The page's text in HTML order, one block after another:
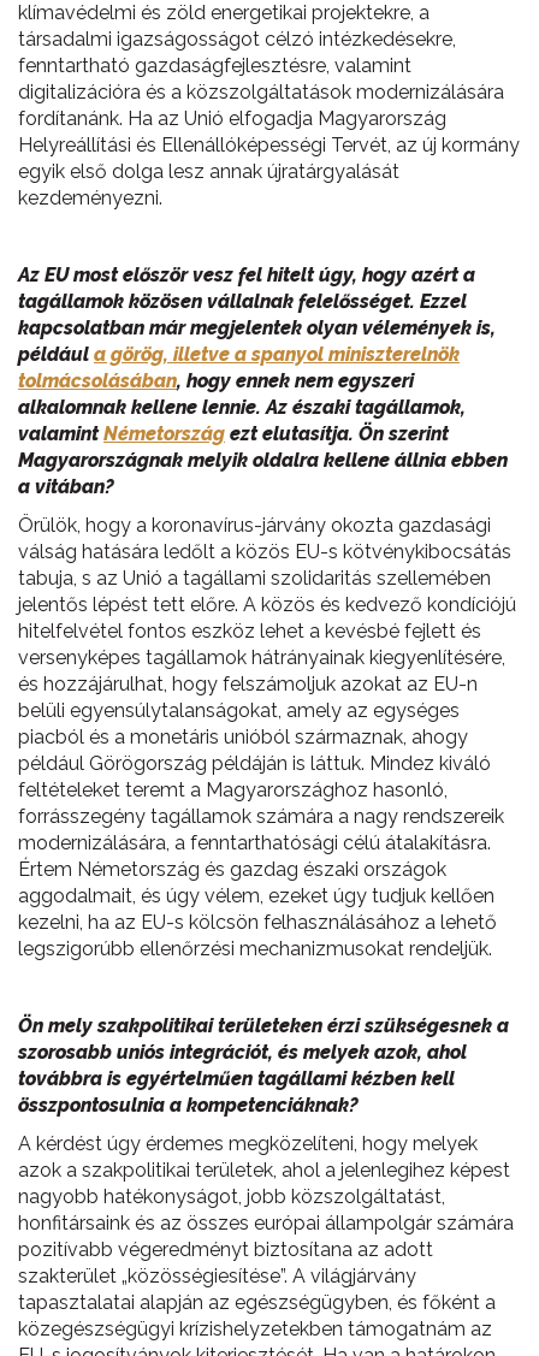
klímavédelmi és zöld energetikai projektekre, a
társadalmi igazságosságot célzó intézkedésekre,
fenntartható gazdaságfejlesztésre, valamint
digitalizációra és a közszolgáltatások modernizálására
fordítanánk. Ha az Unió elfogadja Magyarország
Helyreállítási és Ellenállóképességi Tervét, az új kormány
egyik első dolga lesz annak újratárgyalását
kezdeményezni.
Az EU most először vesz fel hitelt úgy, hogy azért a
tagállamok közösen vállalnak felelősséget. Ezzel
kapcsolatban már megjelentek olyan vélemények is,
például a görög, illetve a spanyol miniszterelnök
tolmácsolásában, hogy ennek nem egyszeri
alkalomnak kellene lennie. Az északi tagállamok,
valamint Németország ezt elutasítja. Ön szerint
Magyarországnak melyik oldalra kellene állnia ebben
a vitában?
Örülök, hogy a koronavírus-járvány okozta gazdasági
válság hatására ledőlt a közös EU-s kötvénykibocsátás
tabuja, s az Unió a tagállami szolidaritás szellemében
jelentős lépést tett előre. A közös és kedvező kondíciójú
hitelfelvétel fontos eszköz lehet a kevésbé fejlett és
versenyképes tagállamok hátrányainak kiegyenlítésére,
és hozzájárulhat, hogy felszámoljuk azokat az EU-n
belüli egyensúlytalanságokat, amely az egységes
piacból és a monetáris unióból származnak, ahogy
például Görögország példáján is láttuk. Mindez kiváló
feltételeket teremt a Magyarországhoz hasonló,
forrásszegény tagállamok számára a nagy rendszereik
modernizálására, a fenntarthatósági célú átalakításra.
Értem Németország és gazdag északi országok
aggodalmait, és úgy vélem, ezeket úgy tudjuk kellően
kezelni, ha az EU-s kölcsön felhasználásához a lehető
legszigorúbb ellenőrzési mechanizmusokat rendeljük.
Ön mely szakpolitikai területeken érzi szükségesnek a
szorosabb uniós integrációt, és melyek azok, ahol
továbbra is egyértelműen tagállami kézben kell
összpontosulnia a kompetenciáknak?
A kérdést úgy érdemes megközelíteni, hogy melyek
azok a szakpolitikai területek, ahol a jelenlegihez képest
nagyobb hatékonyságot, jobb közszolgáltatást,
honfitársaink és az összes európai állampolgár számára
pozitívabb végeredményt biztosítana az adott
szakterület „közösségiesítése”. A világjárvány
tapasztalatai alapján az egészségügyben, és főként a
közegészségügyi krízishelyzetekben támogatnám az